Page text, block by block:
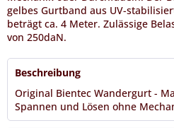
gelbes Gurtband aus UV-
beträgt ca. 4 Meter. Zulässige
von 250daN.
Beschreibung
Original Bientec Wandergurt -
Spannen und Lösen ohne